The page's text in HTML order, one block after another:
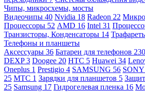
Чипы, микросхемы, мосты
Видеочипы 40 Nvidia 18 Radeon 22
Процессоры 52 AMD 16 Intel 31
Транзисторы, Конденсаторы 14
Телефоны и планшеты
Аксессуары 36 Батареи для телефонов 230
DEXP3 Doogee 20 HTC 5 Huawei 34
Oneplus 1 Prestigio 4 SAMSUNG 56 SONY
25 МТС 1 Зарядки для планшетов 5
25 Samsung 17 Гидрогелевая пленка 16